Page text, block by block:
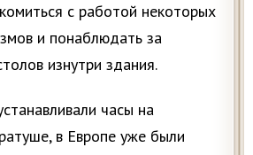
с работой некоторых
и понаблюдать за
изнутри здания.
часы на
в Европе уже были